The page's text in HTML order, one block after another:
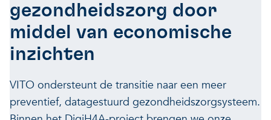
gezondheidszorg door
middel van economische
inzichten
VITO ondersteunt de transitie naar een meer
preventief, datagestuurd gezondheidszorgsysteem.